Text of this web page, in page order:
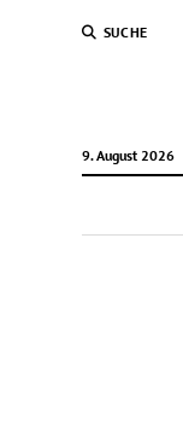
SUCHE
9. August 2026